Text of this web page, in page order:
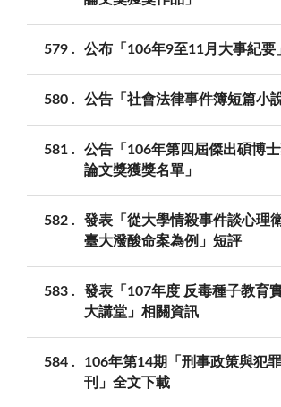
579 公布「106年9至11月大事紀要
580 公告「社會法律事件簿短篇小
581
公告「106年第四屆傑出碩博
論文獎獲獎名單」
582
發表「從大學情殺事件談心理
臺大潑酸命案為例」短評
583
發表「107年度 反毒種子教育
大講堂」相關資訊
584
106年第14期「刑事政策與犯
刊」全文下載